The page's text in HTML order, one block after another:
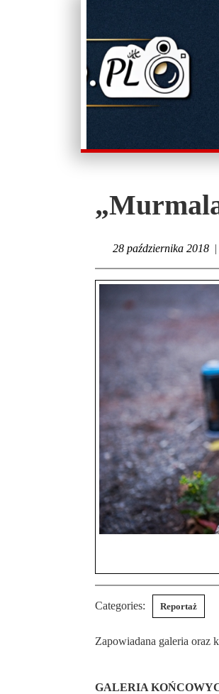
28 października 2018 |
Categories: Reportaż
Zapowiadana galeria
GALERIA